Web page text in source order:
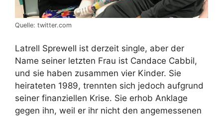
Quelle: twitter.com
Latrell Sprewell ist derzeit single, aber der
Name seiner letzten Frau ist Candace Cabbil,
und sie haben zusammen vier Kinder. Sie
heirateten 1989, trennten sich jedoch aufgrund
seiner finanziellen Krise. Sie erhob Anklage
gegen ihn, weil er ihr nicht den angemessenen